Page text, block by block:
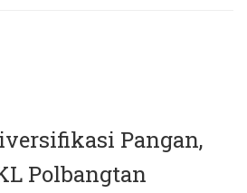
Pangan,
Polbangtan